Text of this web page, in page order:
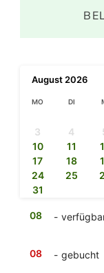
August 2026
MO DI
3
4
10
11
17
18
24
25
31
08 -
08 - gebucht